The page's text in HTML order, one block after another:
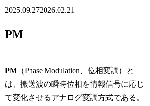
2025.09.272026.02.21
PM
PM （Phase Modulation、位相変調）と
は、搬送波の瞬時位相を情報信号に応じ
て変化させるアナログ変調方式である。